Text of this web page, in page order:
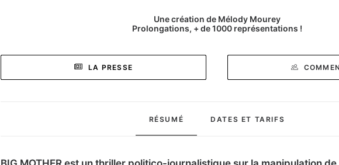
Une création de Mélody Mourey
Prolongations, + de 1000 représentations !
LA PRESSE
RÉSUMÉ DATES ET TARIFS